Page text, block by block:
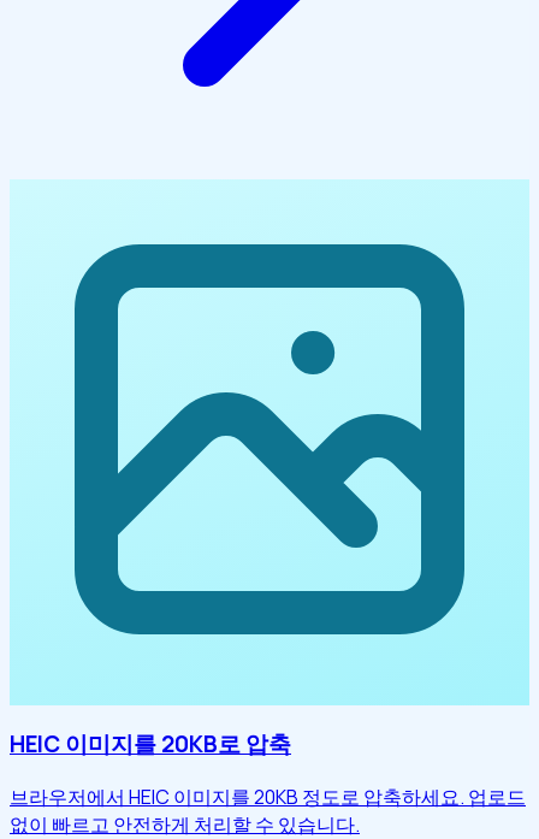
HEIC 이미지를 20KB로 압축
브라우저에서 HEIC 이미지를 20KB 정도로 압축하세요. 업로드
없이 빠르고 안전하게 처리할 수 있습니다.